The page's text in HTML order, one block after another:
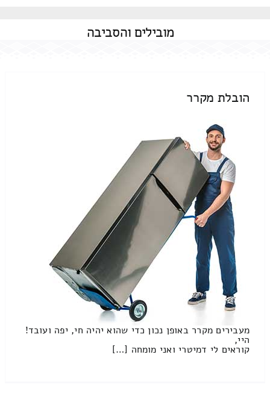
מוביליםוהסביבה
הובלת מקרר
מעבירים מקרר באופן נכון כדי שהוא יהיה חי, יפה ועובד!
היי,
קוראים לי דמיטרי ואני מומחה […]